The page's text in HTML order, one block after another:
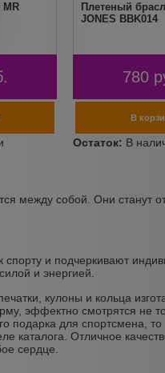
MR
Плетеный
JONES BBK014
780
между собой. Они станут
и подчеркивают
и энергией.
кулоны и кольца
эффектно смотрятся не
подарка для спортсмена, то
каталога. Отличное
сердце.